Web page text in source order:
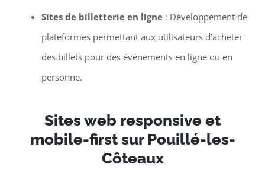
Sites de billetterie en ligne: Développement de
plateformes permettant aux utilisateurs d’acheter
des billets pour des événements en ligne ou en
personne.
Sites web responsive et
mobile-first sur Pouillé-les-
Côteaux